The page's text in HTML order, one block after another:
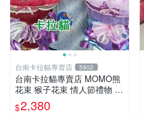
台南卡拉貓專賣店 5902
台南卡拉貓專賣店 MOMO熊
花束 猴子花束 情人節禮物 二
選一 可繡字 可今天寄明天到
$2,380